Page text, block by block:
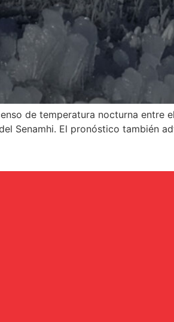
de temperatura nocturna entre
Senamhi. El pronóstico también